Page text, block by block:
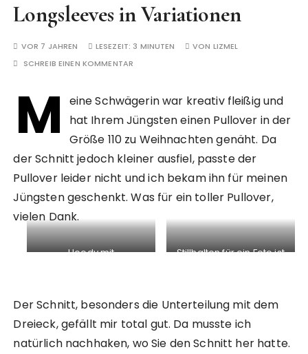
Longsleeves in Variationen
VOR 7 JAHREN LESEZEIT: 3 MINUTEN VON LIZMEL
SCHREIB EINEN KOMMENTAR
M
eine Schwägerin war kreativ fleißig und
hat Ihrem Jüngsten einen Pullover in der
Größe 110 zu Weihnachten genäht. Da
der Schnitt jedoch kleiner ausfiel, passte der
Pullover leider nicht und ich bekam ihn für meinen
Jüngsten geschenkt. Was für ein toller Pullover,
vielen Dank.
Hoody mit
Stillhalten für ein Foto ist
Der Schnitt, besonders die Unterteilung mit dem
Dreieck, gefällt mir total gut. Da musste ich
natürlich nachhaken, wo Sie den Schnitt her hatte.